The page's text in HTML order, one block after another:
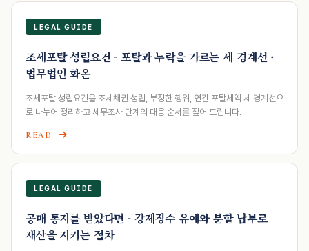
LEGAL GUIDE
조세포탈 성립요건 - 포탈과 누락을 가르는 세 경계선 ·
법무법인 화온
조세포탈 성립요건을 조세채권 성립, 부정한 행위, 연간 포탈세액 세 경계선으
로 나누어 정리하고 세무조사 단계의 대응 순서를 짚어 드립니다.
READ
LEGAL GUIDE
공매 통지를 받았다면 - 강제징수 유예와 분할 납부로
재산을 지키는 절차